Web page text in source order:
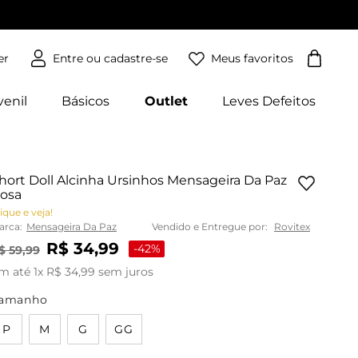
Meus favoritos
Básicos Outlet Leves Defeitos
Doll Alcinha Ursinhos Mensageira Da Paz
e veja!
Mensageira Da Paz Vendido e Entregue por: Rovitex
59,99 R$ 34,99 -42%
até 1x R$ 34,99 sem juros
P M G GG